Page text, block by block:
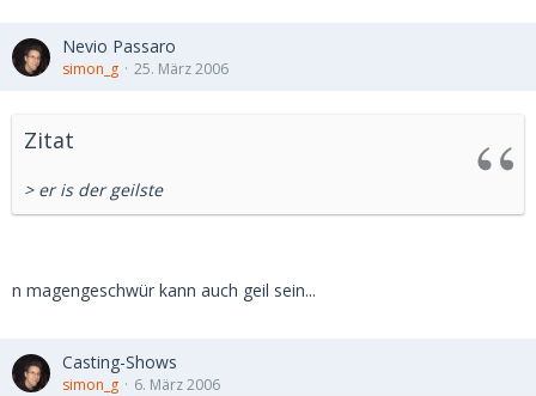
Nevio Passaro
simon_g 25. März 2006
Zitat
> er is der geilste
n magengeschwür kann auch geil sein...
Casting-Shows
simon_g 6. März 2006